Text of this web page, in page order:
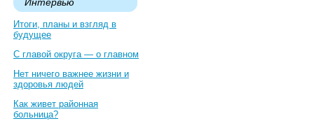
Итоги, планы и взгляд в
будущее
С главой округа — о главном
Нет ничего важнее жизни и
здоровья людей
Как живет районная
больница?